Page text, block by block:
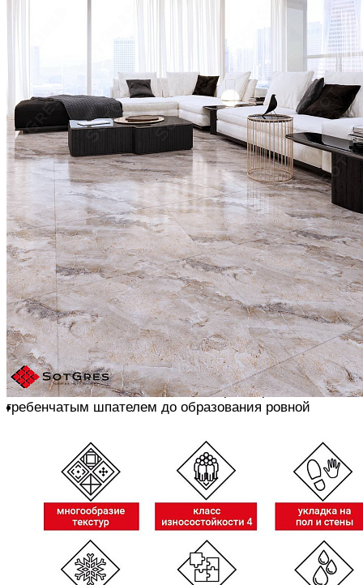
плитка укладывается на дощатый пол или ДСП, они
должны быть плотно привинчены, выровнены
Шпатлюем трещины и обрабатываем всю
поверхность грунтовкой глубокого проникновения или
адгезионной эмульсией
РЕЗКА
Для получения прямой кромки у плит используем
плиткорез. Для вырезки круглых отверстий - дрель с
насадкой-фрезой, которая имеет алмазное напыление
КЛЕЕВАЯ СМЕСЬ
Используем специализированный клей для
керамогранита, разводим его согласно инструкции
При укладке плитки на ДСП и пол с обогревом
используем эластичный клей
При облицовке фасадов, террас, дорожек и т.д. -
морозоустойчивый клей для наружных работ
Клей наносим кельмой или мастерком, расшиваем
гребенчатым шпателем до образования ровной
Для крупноформатных плит используем гребёнки с
зубцами прямоугольной или неправильной формы,
маркированные символом «R»
В зависимости от времени схватывания клея за один
заход укладывается 1 – 1,5 кв.м